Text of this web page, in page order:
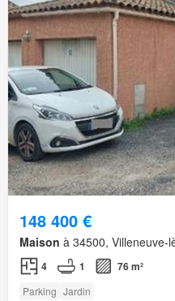
148 400 €
Maison à 34500, Villeneuve-
4 1 76 m²
Parking Jardin